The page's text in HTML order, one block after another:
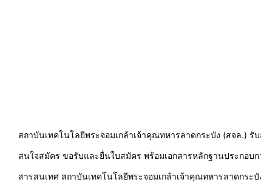
สถาบันเทคโนโลยีพระจอมเกล้าเจ้าคุณทหารลาดกระบัง (สจล.) รั
สนใจสมัคร ขอรับและยื่นใบสมัคร พร้อมเอกสารหลักฐานประกอบ
สารสนเทศ สถาบันเทคโนโลยีพระจอมเกล้าเจ้าคุณทหารลาดกระ